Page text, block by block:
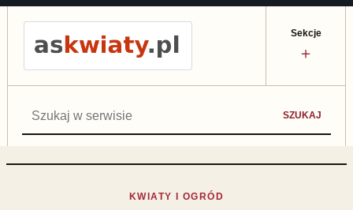
SZUKAJ
Sekcje
＋
KWIATY I OGRÓD